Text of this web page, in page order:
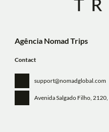
Agência Nomad Trips
Contact
support@nomadglobal.com
Avenida Salgado Filho, 2120,